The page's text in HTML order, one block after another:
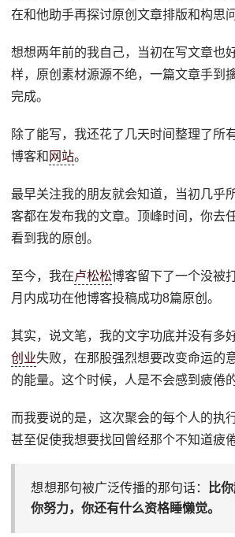
在和他助手再探讨原创文章排版和构思
想想两年前的我自己，当初在写文章也
样，原创素材源源不绝，一篇文章手到
完成。
除了能写，我还花了几天时间整理了所
博客和 网站。
最早关注我的朋友就会知道，当初几乎
客都在发布我的文章。顶峰时间，你去
看到我的原创。
至今，我在卢松松博客留下了一个没被
月内成功在他博客投稿成功8篇原创。
其实，说文笔，我的文字功底并没有多
创业失败，在那股强烈想要改变命运的
的能量。这个时候，人是不会感到疲倦的
而我要说的是，这次聚会的每个人的执
甚至促使我想要找回曾经那个不知道疲
想想那句被广泛传播的那句话：
比
你努力，你还有什么资格睡懒觉。